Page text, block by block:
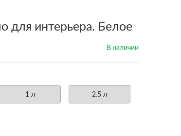
для интерьера. Белое
В наличии
1 л 2.5 л